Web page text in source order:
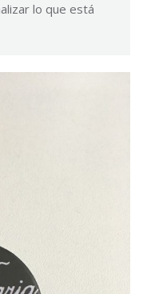
lo que está